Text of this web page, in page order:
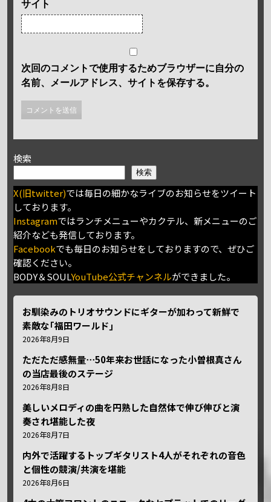
サイト
次回のコメントで使用するためブラウザーに自分の
名前、メールアドレス、サイトを保存する。
検索
検索
X(旧twitter)では毎日の細かなライブのお知らせをツイート
しております。
Instagramではランチメニューやカクテル、新メニューのご
紹介なども発信しております。
Facebookでも毎日のお知らせをしておりますので、ぜひご
確認ください。
BODY＆SOULYouTube公式チャンネルができました。
お馴染みのトリオサウンドにギターが加わって新鮮で
素敵な｢福田ワールド｣
2026年8月9日
ただただ感無量⋯50年来お世話になった小曽根真さん
の当店最後のステージ
2026年8月8日
美しいメロディの曲を円熟した自然体で伸び伸びと演
奏され堪能した夜
2026年8月7日
内外で活躍するトップギタリスト4人がそれぞれの音色
と個性の競演/共演を堪能
2026年8月6日